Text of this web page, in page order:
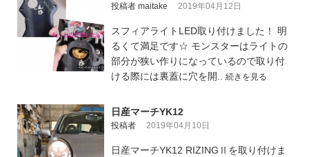
投稿者 maitake 2019年04月12日
スフィアライトLED取り付けました！ 明
るくて満足です☆ モンスターはライトの
部分が狭い作りになっているので取り付
ける際には裏蓋に穴を開.. 続きを見る
日産マーチYK12
投稿者 2019年04月10日
日産マーチYK12 RIZINGⅡを取り付けま